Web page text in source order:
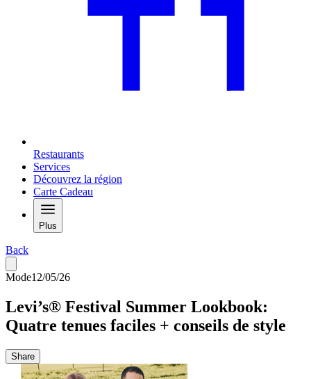
Restaurants
Services
Découvrez la région
Carte Cadeau
Plus
Back
Mode12/05/26
Levi’s® Festival Summer Lookbook:
Quatre tenues faciles + conseils de style
Share